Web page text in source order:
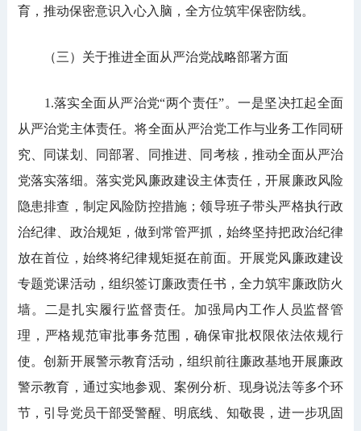
育，推动保密意识入心入脑，全方位筑牢保密防线。
（三）关于推进全面从严治党战略部署方面
1.落实全面从严治党“两个责任”。一是坚决扛起全面
从严治党主体责任。将全面从严治党工作与业务工作同研
究、同谋划、同部署、同推进、同考核，推动全面从严治
党落实落细。落实党风廉政建设主体责任，开展廉政风险
隐患排查，制定风险防控措施；领导班子带头严格执行政
治纪律、政治规矩，做到常管严抓，始终坚持把政治纪律
放在首位，始终将纪律规矩挺在前面。开展党风廉政建设
专题党课活动，组织签订廉政责任书，全力筑牢廉政防火
墙。二是扎实履行监督责任。加强局内工作人员监督管
理，严格规范审批事务范围，确保审批权限依法依规行
使。创新开展警示教育活动，组织前往廉政基地开展廉政
警示教育，通过实地参观、案例分析、现身说法等多个环
节，引导党员干部受警醒、明底线、知敬畏，进一步巩固